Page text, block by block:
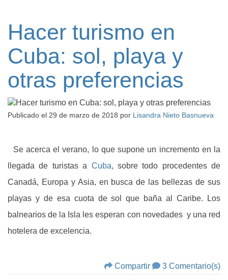
Hacer turismo en
Cuba: sol, playa y
otras preferencias
Publicado el 29 de marzo de 2018 por Lisandra Nieto Basnueva
Se acerca el verano, lo que supone un incremento en la
llegada de turistas a Cuba, sobre todo procedentes de
Canadá, Europa y Asia, en busca de las bellezas de sus
playas y de esa cuota de sol que baña al Caribe. Los
balnearios de la Isla les esperan con novedades y una red
hotelera de excelencia.
Compartir 3 Comentario(s)